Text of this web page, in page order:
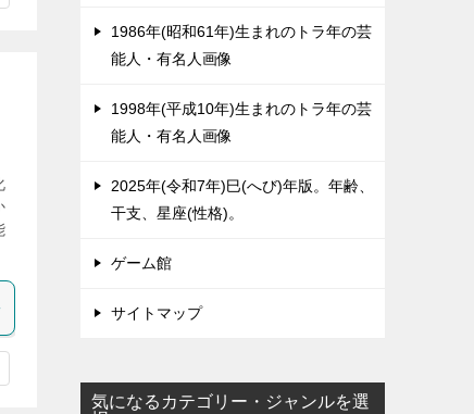
1986年(昭和61年)生まれのトラ年の芸
能人・有名人画像
1998年(平成10年)生まれのトラ年の芸
能人・有名人画像
2025年(令和7年)巳(へび)年版。年齢、
干支、星座(性格)。
ゲーム館
サイトマップ
気になるカテゴリー・ジャンルを選